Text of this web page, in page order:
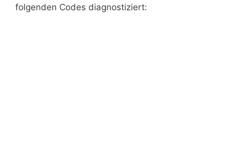
folgenden Codes diagnostiziert: